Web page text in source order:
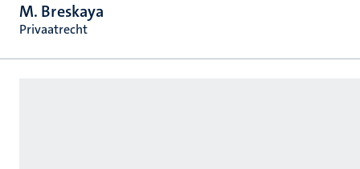
M. Breskaya
Privaatrecht